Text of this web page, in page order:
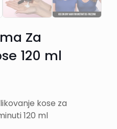
Za
120 ml
kose za
120 ml